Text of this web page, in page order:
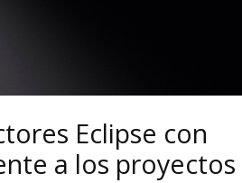
Eclipse con
a los proyectos